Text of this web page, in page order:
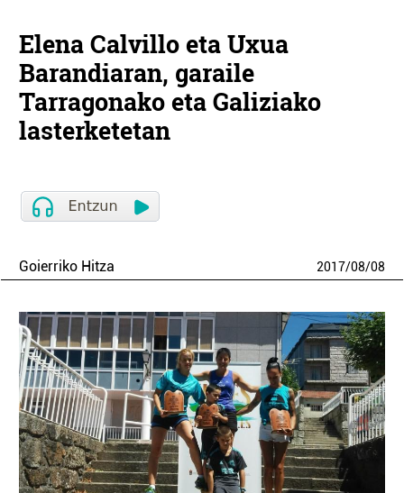
Elena Calvillo eta Uxua
Barandiaran, garaile
Tarragonako eta Galiziako
lasterketetan
Goierriko Hitza 2017/08/08